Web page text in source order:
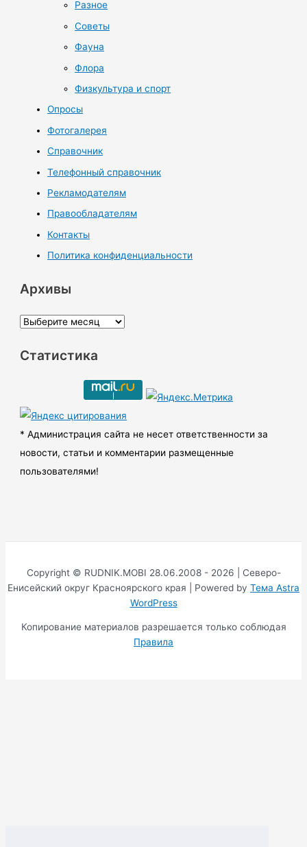
Разное
Советы
Фауна
Флора
Физкультура и спорт
Опросы
Фотогалерея
Справочник
Телефонный справочник
Рекламодателям
Правообладателям
Контакты
Политика конфиденциальности
Архивы
А
х
ы
Статистика
* Администрация сайта не несет ответственности за
новости, статьи и комментарии размещенные
пользователями!
Copyright © RUDNIK.MOBI 28.06.2008 - 2026 | Северо-
Енисейский округ Красноярского края | Powered by Тема Astra
WordPress
Копирование материалов разрешается только соблюдая
Правила